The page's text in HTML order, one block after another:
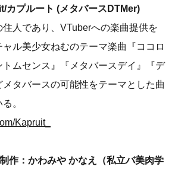
カプルート (メタバースDTMer)
人であり、VTuberへの楽曲提供を
ル美少女ねむのテーマ楽曲『ココロ
トムセンス』『メタバースデイ』『デ
メタバースの可能性をテーマとした曲
。
Kapruit_
作：かわみや かなえ（私立バ美肉学